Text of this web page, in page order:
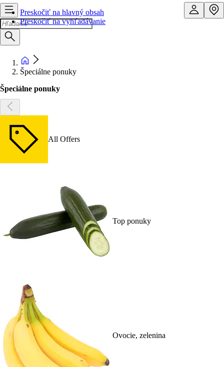
Preskočiť na hlavný obsah
Preskočiť na vyhľadávanie
Špeciálne ponuky
Špeciálne ponuky
All Offers
Top ponuky
Ovocie, zelenina